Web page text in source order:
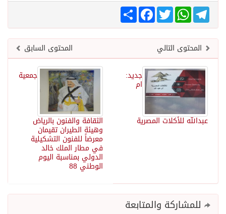
انشر
FacebookTwitter
WhatsAppTelegram
المحتوى السابق
المحتوى التالي
جمعية
الثقافة والفنون بالرياض
وهيئة الطيران تقيمان
معرضاً للفنون التشكيلية
في مطار الملك خالد
الدولي بمناسبة اليوم
الوطني 88
جديد:
ام
عبدالله للأكلات المصرية
للمشاركة والمتابعة